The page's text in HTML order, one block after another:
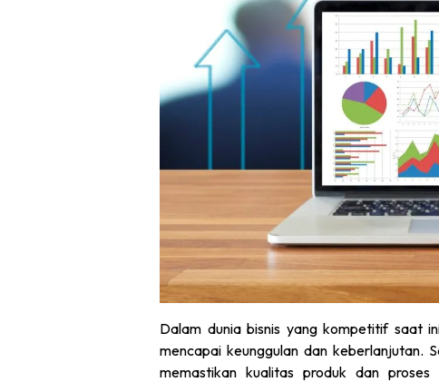
Dalam dunia bisnis yang kompetitif saat
mencapai keunggulan dan keberlanjutan.
memastikan kualitas produk dan proses